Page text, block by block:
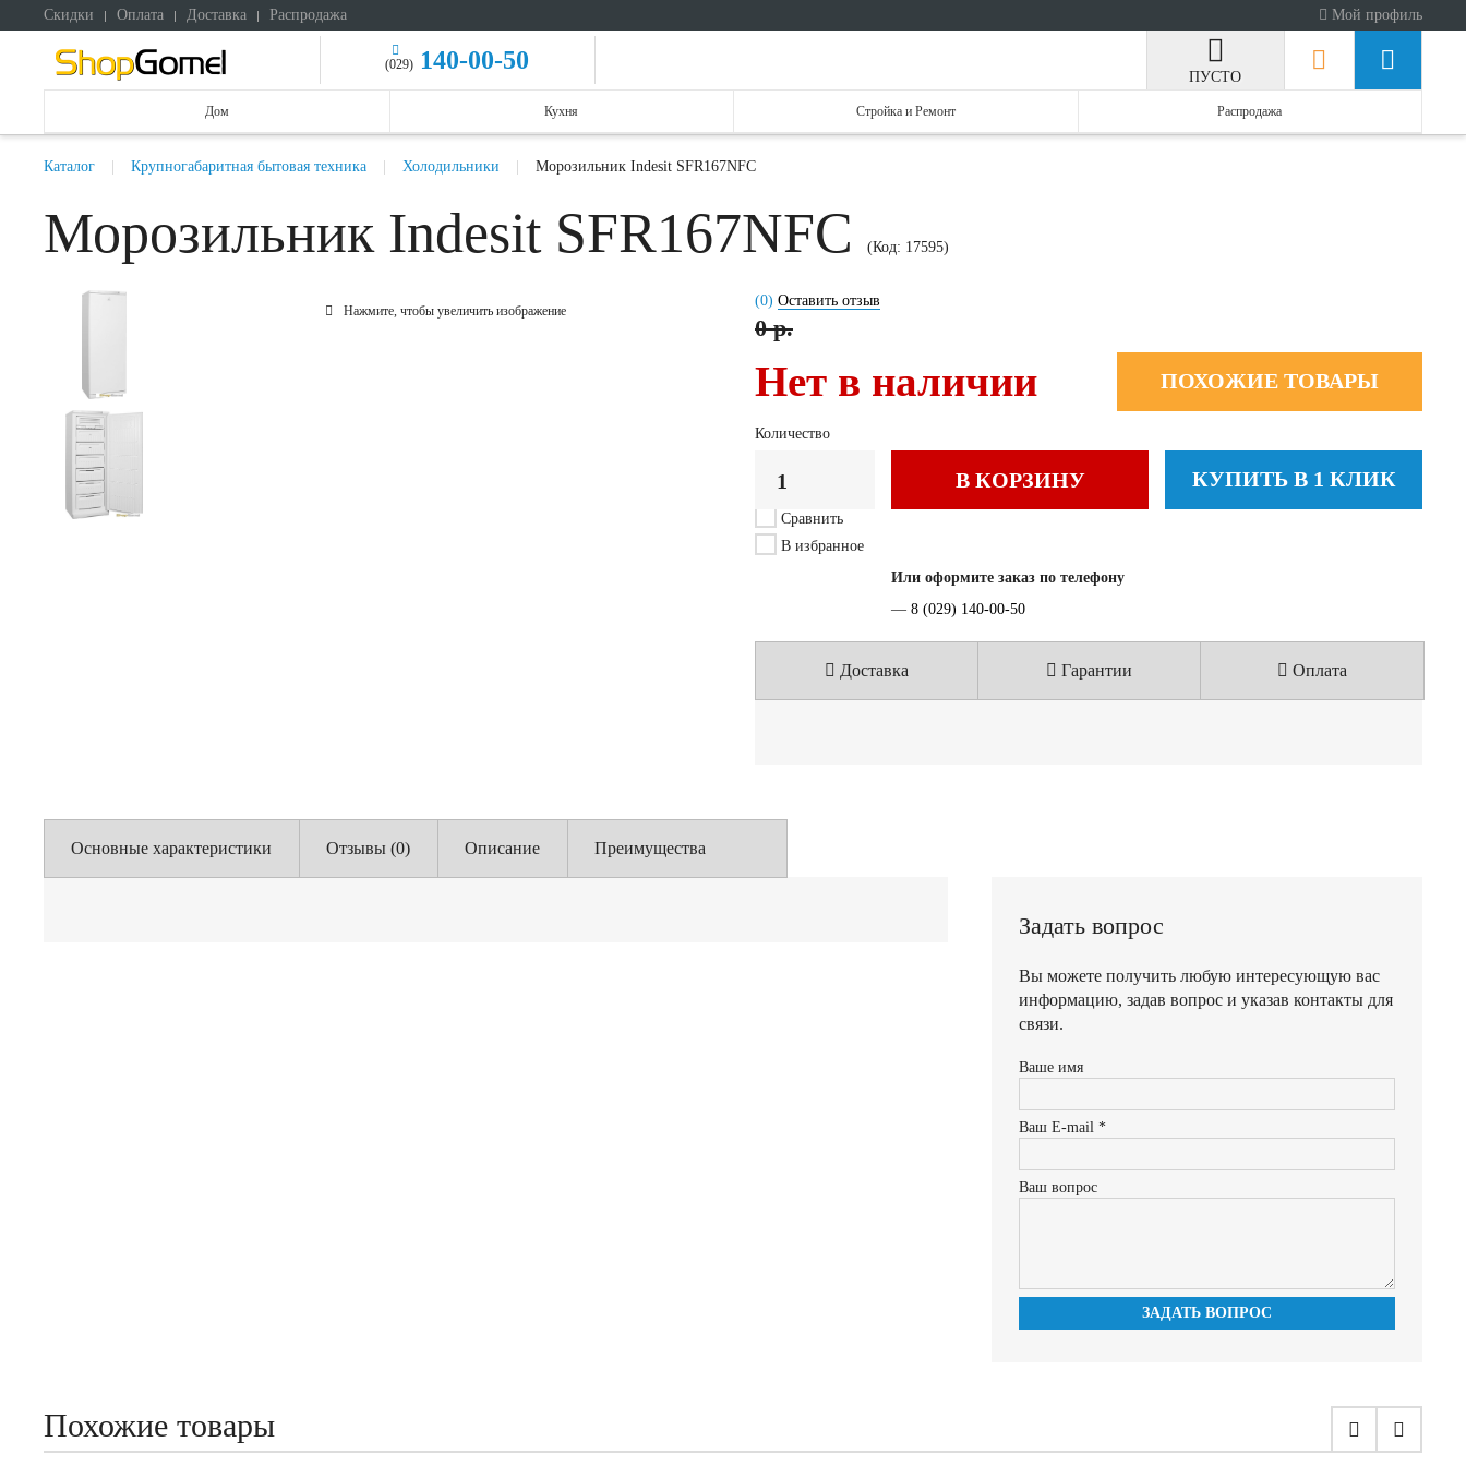
Скидки Оплата Доставка Распродажа Мой профиль
(029) 140-00-50
ПУСТО
Дом Кухня Стройка и Ремонт Распродажа
Каталог Крупногабаритная бытовая техника Холодильники Морозильник Indesit SFR167NFC
Морозильник Indesit SFR167NFC (Код: 17595)
Нажмите, чтобы увеличить изображение
(0) Оставить отзыв
0 р.
Нет в наличии ПОХОЖИЕ ТОВАРЫ
Количество
В КОРЗИНУ КУПИТЬ В 1 КЛИК
Сравнить
В избранное
Или оформите заказ по телефону
— 8 (029) 140-00-50
Доставка Гарантии Оплата
Основные характеристики Отзывы (0) Описание Преимущества
Задать вопрос
Вы можете получить любую интересующую вас
информацию, задав вопрос и указав контакты для
связи.
Ваше имя
Ваш E-mail *
Ваш вопрос
ЗАДАТЬ ВОПРОС
Похожие товары